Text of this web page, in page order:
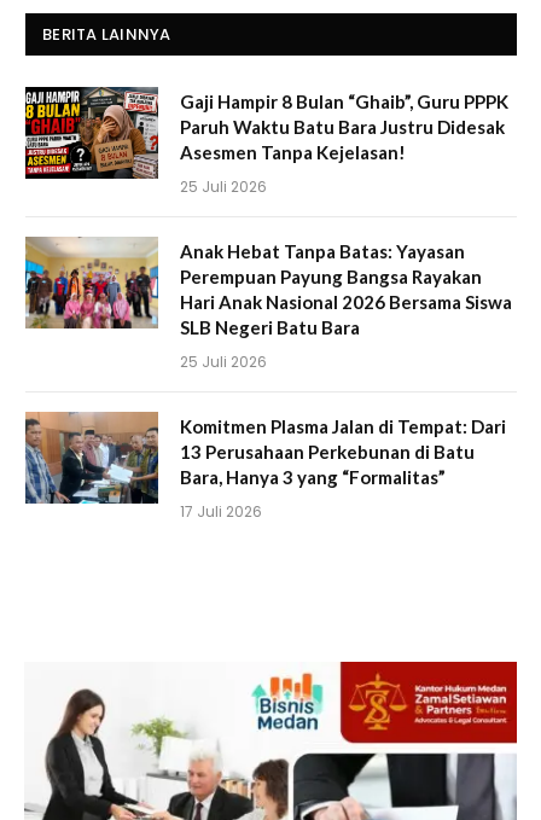
BERITA LAINNYA
Gaji Hampir 8 Bulan “Ghaib”, Guru PPPK
Paruh Waktu Batu Bara Justru Didesak
Asesmen Tanpa Kejelasan!
25 Juli 2026
Anak Hebat Tanpa Batas: Yayasan
Perempuan Payung Bangsa Rayakan
Hari Anak Nasional 2026 Bersama Siswa
SLB Negeri Batu Bara
25 Juli 2026
Komitmen Plasma Jalan di Tempat: Dari
13 Perusahaan Perkebunan di Batu
Bara, Hanya 3 yang “Formalitas”
17 Juli 2026